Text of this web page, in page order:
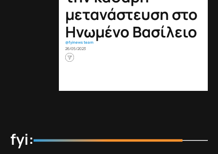
Η αύξηση οφείλεται κατά κύριο λόγο στους πολίτες
χωρών που δεν είναι μέλη της EE,
συμπεριλαμβανομένων των προσφύγων βάσει
προγραμμάτων της κυβέρνησης για τη χορήγηση βίζας
σε Ουκρανούς και όσων μεταναστεύουν για δουλειά και
ανέφερετο Γραφείο Στατιστικής (ONS).
Για περισσότερο από μία δεκαετία διαδοχικές
δημοψηφίσματος για το Brexit